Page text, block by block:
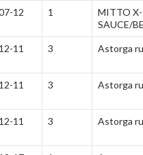
12 1
MITTO X-
SAUCE/
11 3 Astorga
11 3 Astorga
11 3 Astorga